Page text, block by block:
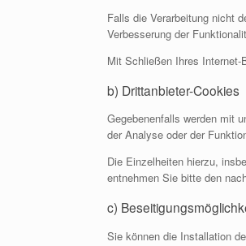
Falls die Verarbeitung nicht
Verbesserung der
Mit Schließen Ihres
b) Drittanbieter-Cookies
Gegebenenfalls werden mit
der Analyse oder der
Die Einzelheiten hierzu,
entnehmen Sie bitte den
c)
Sie können die Installation